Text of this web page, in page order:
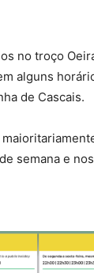
no troço
alguns
de Cascais.
semana e